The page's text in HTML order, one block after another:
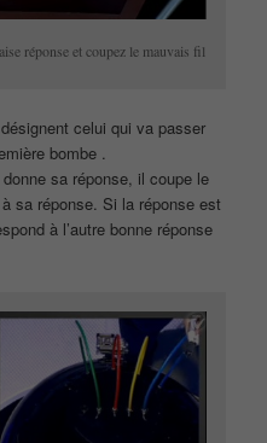
réponse et coupez le mauvais fil
celui qui va passer
bombe .
sa réponse, il coupe le
sa réponse. Si la réponse est
à l’autre bonne réponse